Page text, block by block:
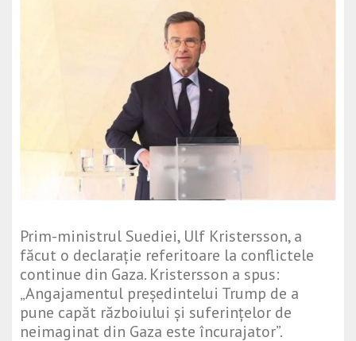
Prim-ministrul Suediei, Ulf Kristersson, a
făcut o declarație referitoare la conflictele
continue din Gaza. Kristersson a spus:
„Angajamentul președintelui Trump de a
pune capăt războiului și suferințelor de
neimaginat din Gaza este încurajator”.